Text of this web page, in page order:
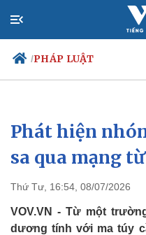
/PHÁP LUẬT
Chính trị
Tổ chức nhân sự
Nhận diện sự thật
Phát hiện
sa qua mạng
Thứ Tư, 16:54, 08/07/2026
VOV.VN - Từ một
dương tính với ma túy